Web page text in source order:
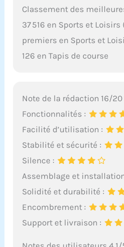
Classement des
37 516 en Sports et Loisirs
premiers en Sports et
126 en Tapis de course
Note de la rédaction 16/20
Fonctionnalités :
Facilité d’utilisation :
Stabilité et sécurité :
Silence :
Assemblage et
Solidité et durabilité :
Encombrement :
Support et livraison :